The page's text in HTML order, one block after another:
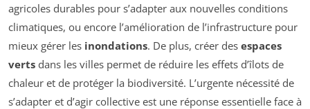
agricoles durables pour s’adapter aux nouvelles conditions
climatiques, ou encore l’amélioration de l’infrastructure pour
mieux gérer les inondations. De plus, créer des espaces
verts dans les villes permet de réduire les effets d’îlots de
chaleur et de protéger la biodiversité. L’urgente nécessité de
s’adapter et d’agir collective est une réponse essentielle face à